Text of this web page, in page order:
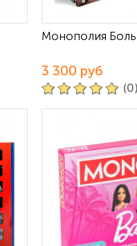
Монополия
3 300 руб